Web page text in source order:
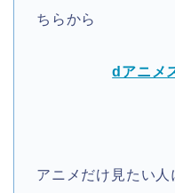
ちらから
dアニメ
アニメだけ見たい